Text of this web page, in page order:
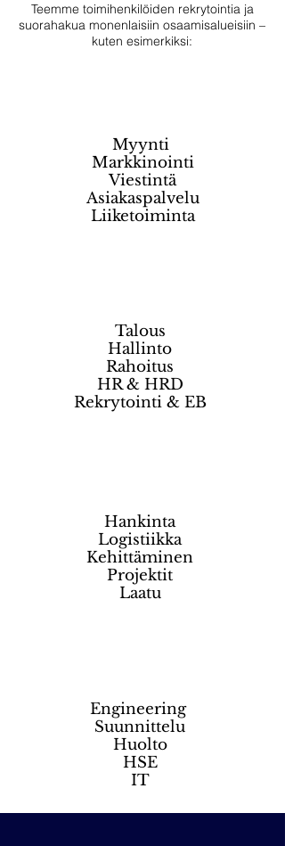
Teemme toimihenkilöiden rekrytointia ja
suorahakua monenlaisiin osaamisalueisiin –
kuten esimerkiksi:
Myynti
Markkinointi
Viestintä
Asiakaspalvelu
Liiketoiminta
Talous
Hallinto
Rahoitus
HR & HRD
Rekrytointi & EB
Hankinta
Logistiikka
Kehittäminen
Projektit
Laatu
Engineering
Suunnittelu
Huolto
HSE
IT